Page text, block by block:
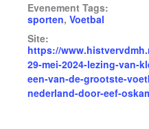
Evenement Tags:
sporten, Voetbal
Site:
https://
29-mei-2024-lezing-van-
een-van-de-grootste-
nederland-door-eef-